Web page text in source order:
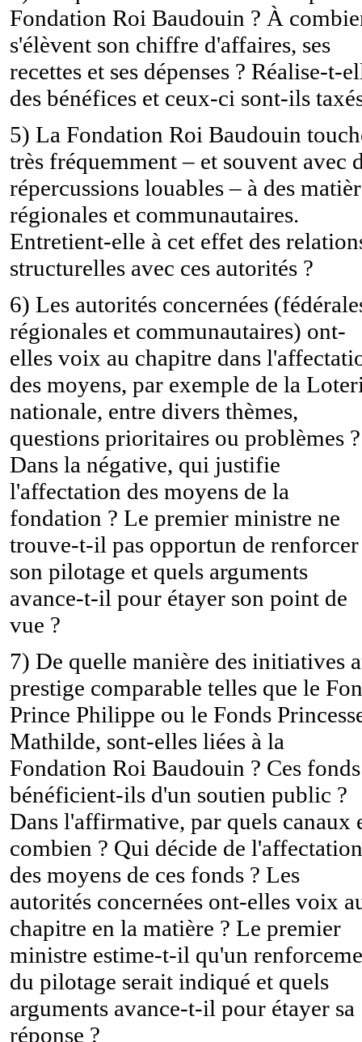
Fondation Roi Baudouin ? À
s'élèvent son chiffre d'affaires, ses
recettes et ses dépenses ? Réalise-t-
des bénéfices et ceux-ci sont-ils
5) La Fondation Roi Baudouin
très fréquemment – et souvent avec
répercussions louables – à des
régionales et communautaires.
Entretient-elle à cet effet des
structurelles avec ces autorités ?
6) Les autorités concernées
régionales et communautaires) ont-
elles voix au chapitre dans
des moyens, par exemple de la
nationale, entre divers thèmes,
questions prioritaires ou problèmes ?
Dans la négative, qui justifie
l'affectation des moyens de la
fondation ? Le premier ministre ne
trouve-t-il pas opportun de renforcer
son pilotage et quels arguments
avance-t-il pour étayer son point de
vue ?
7) De quelle manière des initiatives
prestige comparable telles que le
Prince Philippe ou le Fonds
Mathilde, sont-elles liées à la
Fondation Roi Baudouin ? Ces fonds
bénéficient-ils d'un soutien public ?
Dans l'affirmative, par quels canaux
combien ? Qui décide de l'affectation
des moyens de ces fonds ? Les
autorités concernées ont-elles voix
chapitre en la matière ? Le premier
ministre estime-t-il qu'un
du pilotage serait indiqué et quels
arguments avance-t-il pour étayer sa
réponse ?